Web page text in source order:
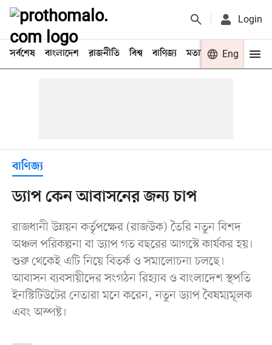
Login
সর্বশেষ বাংলাদেশ রাজনীতি বিশ্ব বাণিজ্য মতামত খেলা
Eng
বাণিজ্য
ড্যাপ কেন আবাসনের জন্য চাপ
রাজধানী উন্নয়ন কর্তৃপক্ষের (রাজউক) তৈরি নতুন বিশদ
অঞ্চল পরিকল্পনা বা ড্যাপ গত বছরের আগস্টে কার্যকর হয়।
শুরু থেকেই এটি নিয়ে বিতর্ক ও সমালোচনা চলছে।
আবাসন ব্যবসায়ীদের সংগঠন রিহ্যাব ও বাংলাদেশ স্থপতি
ইনস্টিটিউটের নেতারা মনে করেন, নতুন ড্যাপ বৈষম্যমূলক
এবং অস্পষ্ট।